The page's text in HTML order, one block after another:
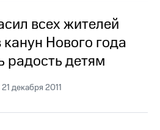
всех жителей
Нового года
радость детям
21 декабря 2011